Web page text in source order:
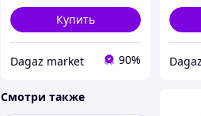
Купить
Dagaz market 90%
Смотри также